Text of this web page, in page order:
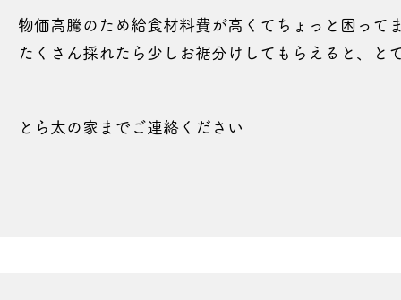
物価高騰のため給食材料費が高くてちょっと困って
たくさん採れたら少しお裾分けしてもらえると、と
とら太の家までご連絡ください